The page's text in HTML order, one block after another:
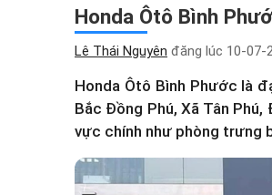
Honda Ôtô Bình
Lê Thái Nguyên đăng lúc 10-07-
Honda Ôtô Bình Phước là
Bắc Đồng Phú, Xã Tân
vực chính như phòng trưng